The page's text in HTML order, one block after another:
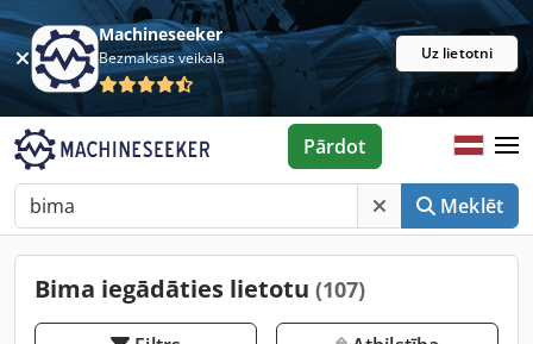
Machineseeker
Bezmaksas veikalā Uz lietotni
Meklēt
Pārdot
Bima iegādāties lietotu (107)